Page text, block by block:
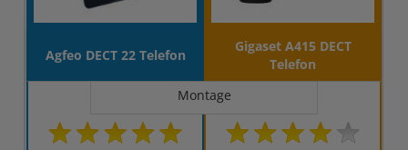
Agfeo DECT 22 Telefon
Gigaset A415 DECT
Telefon
Montage